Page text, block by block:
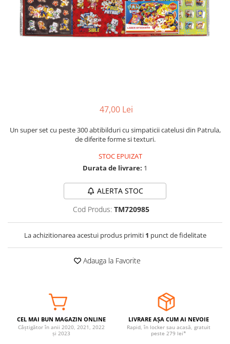
Accesorii auto copii
Haine & accesorii plaja
Somnul bebelusului
Carucioare si scaune auto
Igiena si ingrijire bebelusi
Accesorii bebelusi / nou-nascuti
Perne si saltele bebelusi
Diversificare bebelusi
Jucarii copii si jocuri educative
Jocuri educative
47,00 Lei
Un super set cu peste 300 abtibilduri cu simpaticii catelusi din Patrula,
de diferite forme si texturi.
STOC EPUIZAT
Durata de livrare: 1
ALERTA STOC
Cod Produs: TM720985
La achizitionarea acestui produs primiti 1 punct de fidelitate
Adauga la Favorite
CEL MAI BUN MAGAZIN ONLINE
Câștigător în anii 2020, 2021, 2022
și 2023
LIVRARE AȘA CUM AI NEVOIE
Rapid, în locker sau acasă, gratuit
peste 279 lei*